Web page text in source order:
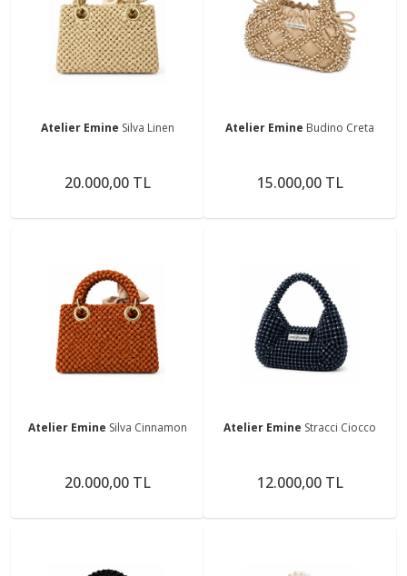
Atelier Emine Silva Linen
20.000,00 TL
Atelier Emine Budino Creta
15.000,00 TL
Atelier Emine Silva Cinnamon
20.000,00 TL
Atelier Emine Stracci Ciocco
12.000,00 TL